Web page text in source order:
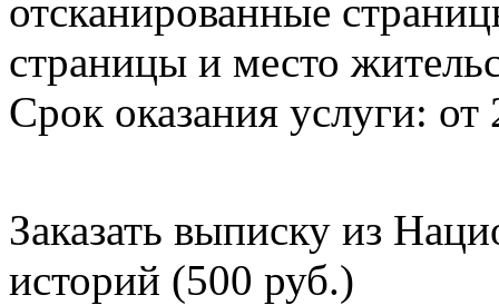
отсканированные
страницы и место
Срок оказания услуги: от
Заказать выписку из
историй (500 руб.)